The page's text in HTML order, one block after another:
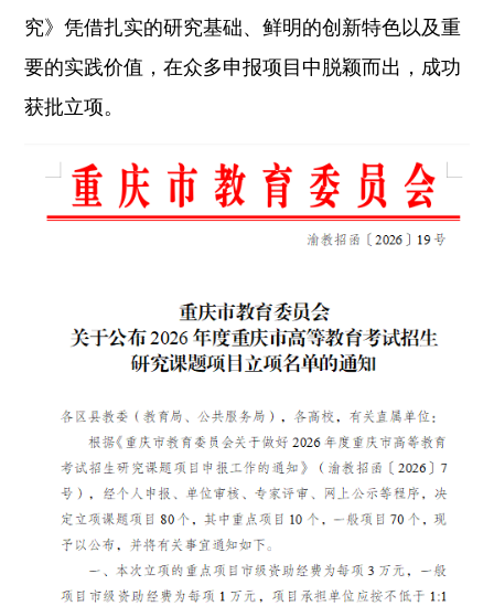
究》凭借扎实的研究基础、鲜明的创新特色以及重
要的实践价值，在众多申报项目中脱颖而出，成功
获批立项。